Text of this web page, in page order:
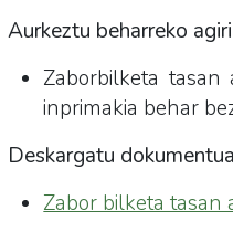
Aurkeztu beharreko
Zaborbilketa
inprimakia behar
Deskargatu
Zabor bilketa tasan